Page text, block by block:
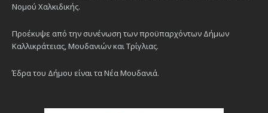
Νομού Χαλκιδικής.
Προέκυψε από την συνένωση των προϋπαρχόντων Δήμων
Καλλικράτειας, Μουδανιών και Τρίγλιας.
Έδρα του Δήμου είναι τα Νέα Μουδανιά.